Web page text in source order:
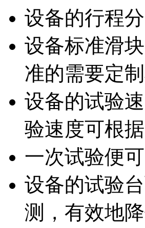
设备的行程
设备标准滑
准的需要定
设备的试验
验速度可根
一次试验便
设备的试验
测，有效地